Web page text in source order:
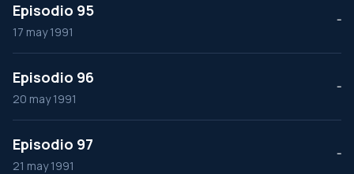
Episodio 95
17 may 1991
--
Episodio 96
20 may 1991
--
Episodio 97
21 may 1991
--